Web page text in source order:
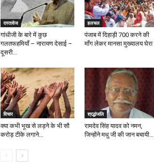
दस्तावेज
गांधीजी के बारे में कुछ
गलतफहमियाँ – नारायण देसाई –
दूसरी...
हलचल
पंजाब में दिहाड़ी ₹700 करने की
माँग लेकर मानसा मुख्यालय घेरा
विचार
क्या कभी भूख से लड़ने के भी सौ
करोड़ टीके लगाने...
श्रद्धांजलि
रामदेव सिंह यादव को नमन,
जिन्होंने मधु जी की जान बचायी...